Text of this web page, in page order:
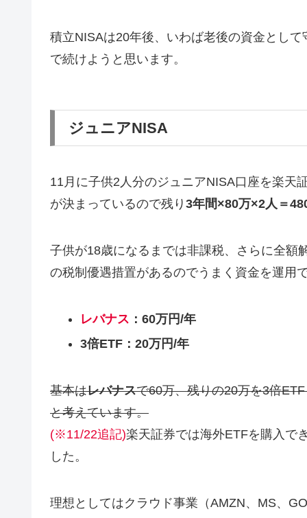
積立NISAは20年後、いわば老後の資金とし
で続けようと思います。
ジュニアNISA
11月に子供2人分のジュニアNISA口座を楽天
が決まっているので残り 3年間×80万×2人＝
子供が18歳になるまでは非課税、さらに全額
の税制優遇措置があるのでうまく資金を運用
レバナス ：60万円/年
3倍ETF：20万円/年
基本はレバナスで60万、残りの20万を3倍
と考えています。
(※11/22追記)楽天証券では海外ETFを購入で
した。
理想としてはクラウド事業（AMZN、MS、